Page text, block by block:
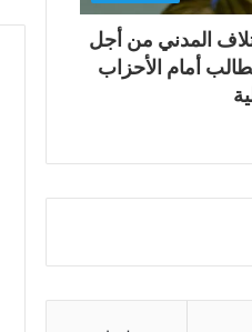
“الائتلاف المدني من أجل
أمام الأحزاب